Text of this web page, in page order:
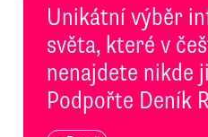
Unikátní výběr
světa, které v
nenajdete nikde
Podpořte Deník